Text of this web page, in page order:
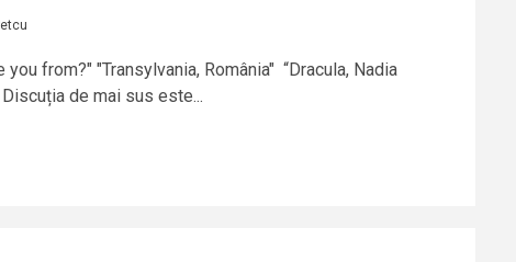
from?" "Transylvania, România" “Dracula, Nadia
de mai sus este...